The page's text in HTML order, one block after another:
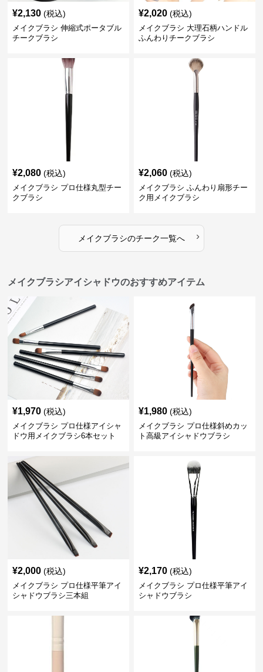
¥2,130 (税込)
メイクブラシ 伸縮式ポータブル
チークブラシ
¥2,020 (税込)
メイクブラシ 大理石柄ハンドル
ふんわりチークブラシ
¥2,080 (税込)
メイクブラシ プロ仕様丸型チー
クブラシ
¥2,060 (税込)
メイクブラシ ふんわり扇形チー
ク用メイクブラシ
メイクブラシのチーク一覧へ ›
メイクブラシアイシャドウのおすすめアイテム
¥1,970 (税込)
メイクブラシ プロ仕様アイシャ
ドウ用メイクブラシ6本セット
¥1,980 (税込)
メイクブラシ プロ仕様斜めカッ
ト高級アイシャドウブラシ
¥2,000 (税込)
メイクブラシ プロ仕様平筆アイ
シャドウブラシ三本組
¥2,170 (税込)
メイクブラシ プロ仕様平筆アイ
シャドウブラシ